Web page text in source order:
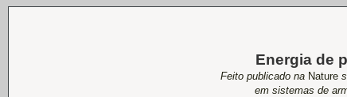
Energia de
Feito publicado na Nature
em sistemas de